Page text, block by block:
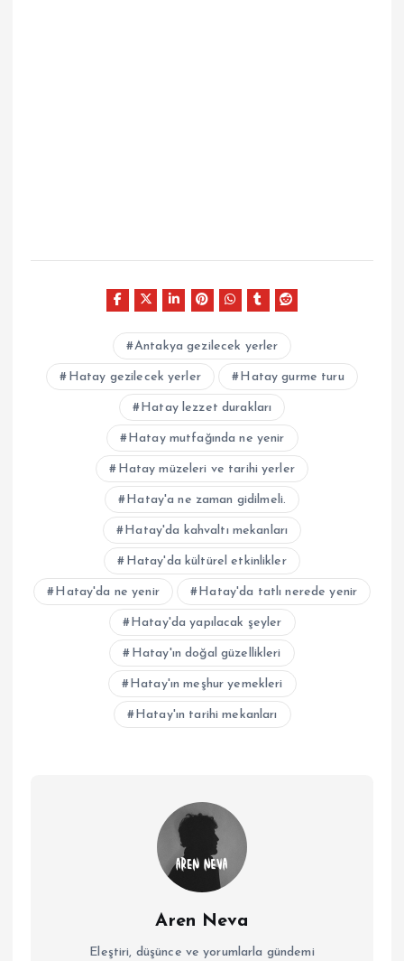
Antakya gezilecek yerler
Hatay gezilecek yerler Hatay gurme turu
Hatay lezzet durakları
Hatay mutfağında ne yenir
Hatay müzeleri ve tarihi yerler
Hatay'a ne zaman gidilmeli.
Hatay'da kahvaltı mekanları
Hatay'da kültürel etkinlikler
Hatay'da ne yenir Hatay'da tatlı nerede yenir
Hatay'da yapılacak şeyler
Hatay'ın doğal güzellikleri
Hatay'ın meşhur yemekleri
Hatay'ın tarihi mekanları
Aren Neva
Eleştiri, düşünce ve yorumlarla gündemi